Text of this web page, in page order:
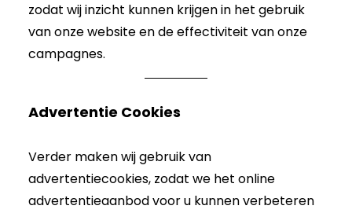
zodat wij inzicht kunnen krijgen in het gebruik
van onze website en de effectiviteit van onze
campagnes.
Advertentie Cookies
Verder maken wij gebruik van
advertentiecookies, zodat we het online
advertentieaanbod voor u kunnen verbeteren